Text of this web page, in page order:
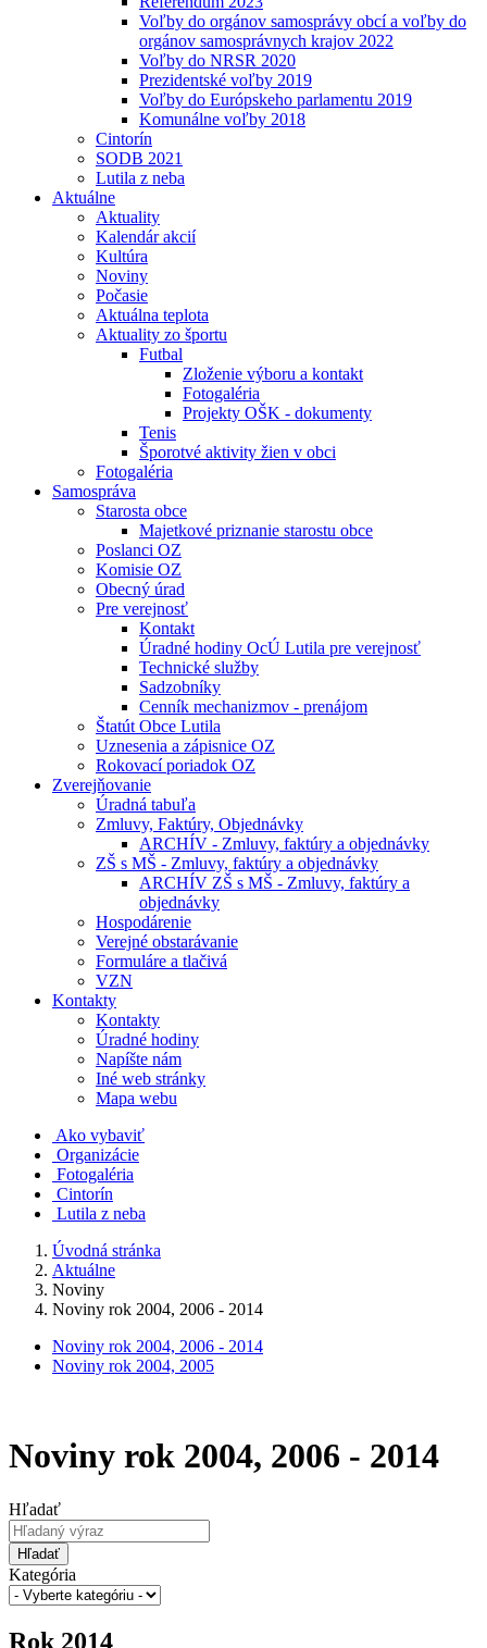
Voľby do orgánov samosprávy obcí a voľby do
orgánov samosprávnych krajov 2022
Voľby do NRSR 2020
Prezidentské voľby 2019
Voľby do Európskeho parlamentu 2019
Komunálne voľby 2018
Cintorín
SODB 2021
Lutila z neba
Aktuálne
Aktuality
Kalendár akcií
Kultúra
Noviny
Počasie
Aktuálna teplota
Aktuality zo športu
Futbal
Zloženie výboru a kontakt
Fotogaléria
Projekty OŠK - dokumenty
Tenis
Šporotvé aktivity žien v obci
Fotogaléria
Samospráva
Starosta obce
Majetkové priznanie starostu obce
Poslanci OZ
Komisie OZ
Obecný úrad
Pre verejnosť
Kontakt
Úradné hodiny OcÚ Lutila pre verejnosť
Technické služby
Sadzobníky
Cenník mechanizmov - prenájom
Štatút Obce Lutila
Uznesenia a zápisnice OZ
Rokovací poriadok OZ
Zverejňovanie
Úradná tabuľa
Zmluvy, Faktúry, Objednávky
ARCHÍV - Zmluvy, faktúry a objednávky
ZŠ s MŠ - Zmluvy, faktúry a objednávky
ARCHÍV ZŠ s MŠ - Zmluvy, faktúry a
objednávky
Hospodárenie
Verejné obstarávanie
Formuláre a tlačivá
VZN
Kontakty
Kontakty
Úradné hodiny
Napíšte nám
Iné web stránky
Mapa webu
Ako vybaviť
Organizácie
Fotogaléria
Cintorín
Lutila z neba
Úvodná stránka
Aktuálne
Noviny
Noviny rok 2004, 2006 - 2014
Noviny rok 2004, 2006 - 2014
Noviny rok 2004, 2005
Noviny rok 2004, 2006 - 2014
Hľadať
Hľadať
Kategória
Rok 2014